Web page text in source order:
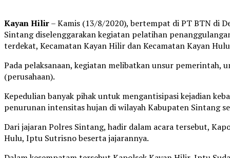
Kayan Hilir– Kamis (13/8/2020), bertempat di PT BTN di
Sintang diselenggarakan kegiatan pelatihan
terdekat, Kecamatan Kayan Hilir dan Kecamatan Kayan
Pada pelaksanaan, kegiatan melibatkan unsur pemerintah,
(perusahaan).
Kepedulian banyak pihak untuk mengantisipasi kejadian
penurunan intensitas hujan di wilayah Kabupaten Sintang
Dari jajaran Polres Sintang, hadir dalam acara tersebut,
Hulu, Iptu Sutrisno beserta jajarannya.